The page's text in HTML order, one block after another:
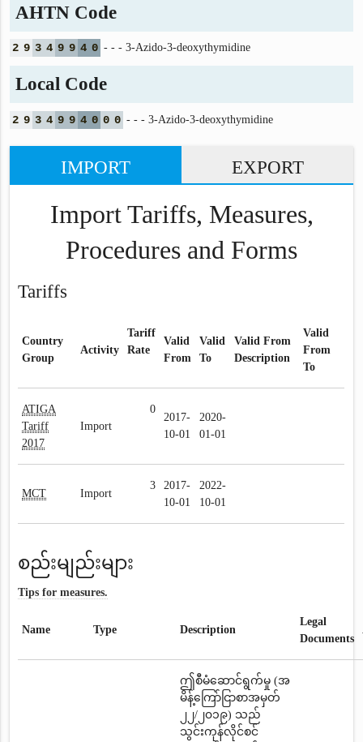
AHTN Code
2 9 3 4 9 9 4 0 - - - 3-Azido-3-deoxythymidine
Local Code
2 9 3 4 9 9 4 0 0 0 - - - 3-Azido-3-deoxythymidine
IMPORT EXPORT
Import Tariffs, Measures,
Procedures and Forms
Tariffs
Country
Group
Activity
Tariff
Rate
Valid
From
Valid
To
Valid From
Description
Valid
From
To
ATIGA
Tariff
2017
Import
0
2017-
10-01
2020-
01-01
MCT Import
3
2017-
10-01
2022-
10-01
စည်းမျည်းများ
Tips for measures.
Name Type Description
Legal
Documents
ဤစီမံဆောင်ရွက်မှု (အ
မိန့်ကြော်ငြာစာအမှတ်
၂၂/၂၀၁၉) သည်
သွင်းကုန်လိုင်စင်